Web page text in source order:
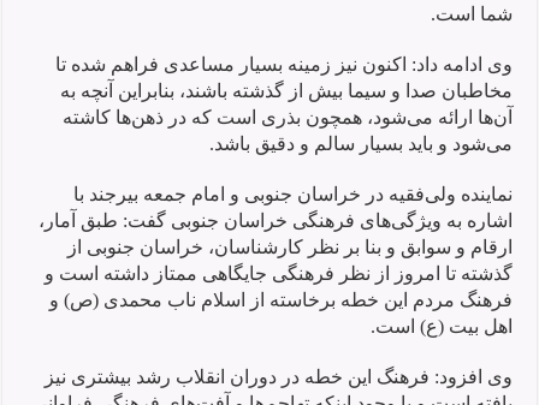
شما است.
وی ادامه داد: اکنون نیز زمینه بسیار مساعدی فراهم شده تا
مخاطبان صدا و سیما بیش از گذشته باشند، بنابراین آنچه به
آن‌ها ارائه می‌شود، همچون بذری است که در ذهن‌ها کاشته
می‌شود و باید بسیار سالم و دقیق باشد.
نماینده ولی‌فقیه در خراسان جنوبی و امام جمعه بیرجند با
اشاره به ویژگی‌های فرهنگی خراسان جنوبی گفت: طبق آمار،
ارقام و سوابق و بنا بر نظر کارشناسان، خراسان جنوبی از
گذشته تا امروز از نظر فرهنگی جایگاهی ممتاز داشته است و
فرهنگ مردم این خطه برخاسته از اسلام ناب محمدی (ص) و
اهل بیت (ع) است.
وی افزود: فرهنگ این خطه در دوران انقلاب رشد بیشتری نیز